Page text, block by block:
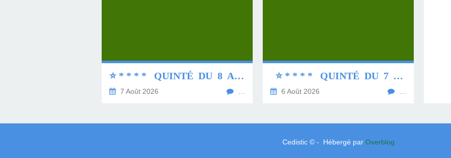
⭐ * * * * QUINTÉ DU 8 AOÛT 2026 * * * * ⭐
7 Août 2026
⭐ * * * * QUINTÉ DU 7 AOÛT 2026 * * * * ⭐
6 Août 2026
Cedistic © - Hébergé par Overblog